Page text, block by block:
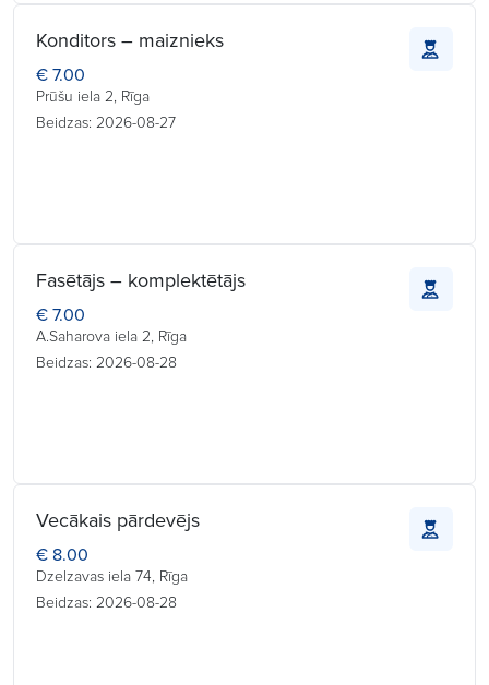
Konditors – maiznieks
€ 7.00
Prūšu iela 2, Rīga
Beidzas: 2026-08-27
Fasētājs – komplektētājs
€ 7.00
A.Saharova iela 2, Rīga
Beidzas: 2026-08-28
Vecākais pārdevējs
€ 8.00
Dzelzavas iela 74, Rīga
Beidzas: 2026-08-28